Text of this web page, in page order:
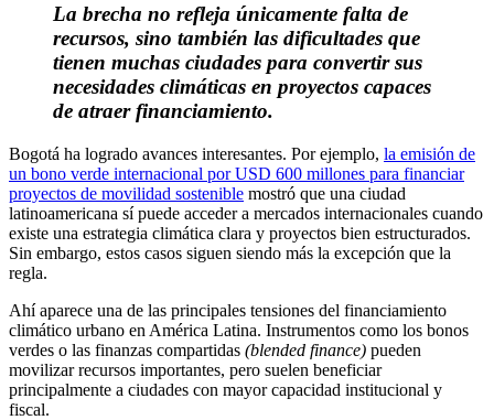
La brecha no refleja únicamente falta de
recursos, sino también las dificultades que
tienen muchas ciudades para convertir sus
necesidades climáticas en proyectos capaces
de atraer financiamiento.
Bogotá ha logrado avances interesantes. Por ejemplo, la emisión de
un bono verde internacional por USD 600 millones para financiar
proyectos de movilidad sostenible mostró que una ciudad
latinoamericana sí puede acceder a mercados internacionales cuando
existe una estrategia climática clara y proyectos bien estructurados.
Sin embargo, estos casos siguen siendo más la excepción que la
regla.
Ahí aparece una de las principales tensiones del financiamiento
climático urbano en América Latina. Instrumentos como los bonos
verdes o las finanzas compartidas (blended finance) pueden
movilizar recursos importantes, pero suelen beneficiar
principalmente a ciudades con mayor capacidad institucional y
fiscal.